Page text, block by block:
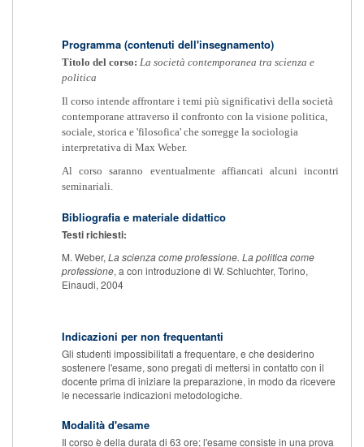
Programma (contenuti dell'insegnamento)
Titolo del corso: La società contemporanea tra scienza e
politica
Il corso intende affrontare i temi più significativi della società
contemporane attraverso il confronto con la visione politica,
sociale, storica e 'filosofica' che sorregge la sociologia
interpretativa di Max Weber.
Al corso saranno eventualmente affiancati alcuni incontri
seminariali.
Bibliografia e materiale didattico
Testi richiesti:
M. Weber, La scienza come professione. La politica come
professione, a con introduzione di W. Schluchter, Torino,
Einaudi, 2004
Indicazioni per non frequentanti
Gli studenti impossibilitati a frequentare, e che desiderino
sostenere l'esame, sono pregati di mettersi in contatto con il
docente prima di iniziare la preparazione, in modo da ricevere
le necessarie indicazioni metodologiche.
Modalità d'esame
Il corso è della durata di 63 ore; l'esame consiste in una prova